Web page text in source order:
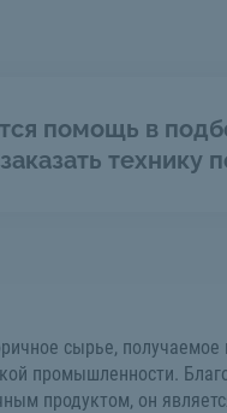
помощь в
технику
сырье, получаемое
промышленности.
продуктом, он